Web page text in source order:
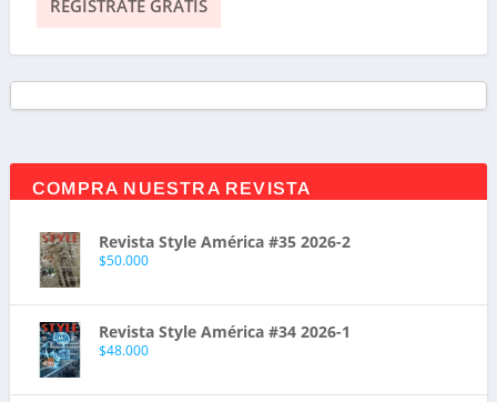
COMPRA NUESTRA REVISTA
Revista Style América #35 2026-2
$50.000
Revista Style América #34 2026-1
$48.000